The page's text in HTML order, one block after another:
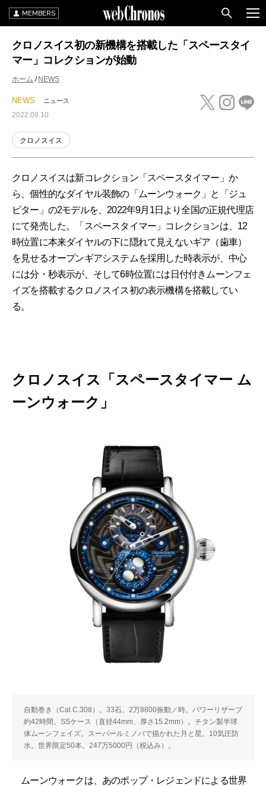
MEMBERS
クロノスイス初の新機構を搭載した「スペースタイ
マー」コレクションが始動
ホーム NEWS
NEWS ニュース
2022.09.10
クロノスイス
クロノスイスは新コレクション「スペースタイマー」か
ら、個性的なダイヤル装飾の「ムーンウォーク」と「ジュ
ピター」の2モデルを、2022年9月1日より全国の正規代理店
にて発売した。「スペースタイマー」コレクションは、12
時位置に本来ダイヤルの下に隠れて見えないギア（歯車）
を見せるオープンギアシステムを採用した時表示が、中心
には分・秒表示が、そして6時位置には日付付きムーンフェ
イズを搭載するクロノスイス初の表示機構を搭載してい
る。
クロノスイス「スペースタイマー ム
ーンウォーク」
自動巻き（Cal.C.308）。33石。2万8800振動／時。パワーリザーブ
約42時間。SSケース（直径44mm、厚さ15.2mm）。チタン製半球
体ムーンフェイズ。スーパールミノバで描かれた月と星。10気圧防
水。世界限定50本。247万5000円（税込み）。
ムーンウォークは、あのポップ・レジェンドによる世界